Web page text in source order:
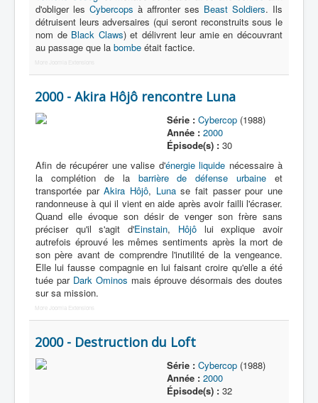
d'obliger les Cybercops à affronter ses Beast Soldiers. Ils
détruisent leurs adversaires (qui seront reconstruits sous le
nom de Black Claws) et délivrent leur amie en découvrant
au passage que la bombe était factice.
More Joomla Extensions
2000 - Akira Hôjô rencontre Luna
Série : Cybercop (1988)
Année : 2000
Épisode(s) : 30
Afin de récupérer une valise d'énergie liquide nécessaire à
la complétion de la barrière de défense urbaine et
transportée parAkira Hôjô, Lunase fait passer pour une
randonneuse à qui il vient en aide après avoir failli l'écraser.
Quand elle évoque son désir de venger son frère sans
préciser qu'il s'agit d'Einstain, Hôjôlui explique avoir
autrefois éprouvé les mêmes sentiments après la mort de
son père avant de comprendre l'inutilité de la vengeance.
Elle lui fausse compagnie en lui faisant croire qu'elle a été
tuée par Dark Ominos mais éprouve désormais des doutes
sur sa mission.
More Joomla Extensions
2000 - Destruction du Loft
Série : Cybercop (1988)
Année : 2000
Épisode(s) : 32